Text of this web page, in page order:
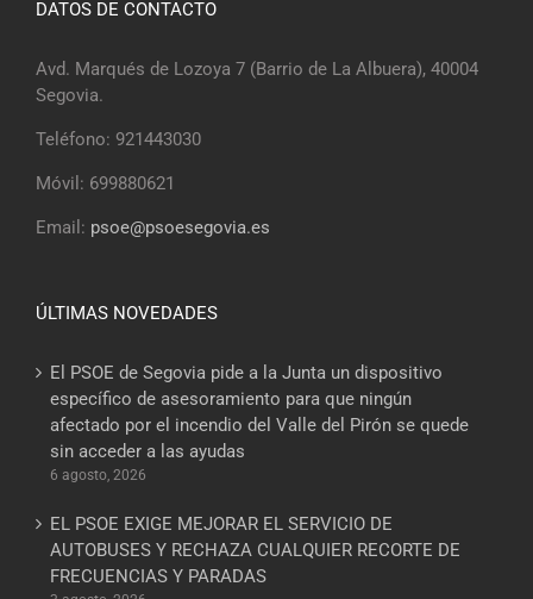
DATOS DE CONTACTO
Avd. Marqués de Lozoya 7 (Barrio de La Albuera), 40004
Segovia.
Teléfono: 921443030
Móvil: 699880621
Email: psoe@psoesegovia.es
ÚLTIMAS NOVEDADES
El PSOE de Segovia pide a la Junta un dispositivo
específico de asesoramiento para que ningún
afectado por el incendio del Valle del Pirón se quede
sin acceder a las ayudas
6 agosto, 2026
EL PSOE EXIGE MEJORAR EL SERVICIO DE
AUTOBUSES Y RECHAZA CUALQUIER RECORTE DE
FRECUENCIAS Y PARADAS